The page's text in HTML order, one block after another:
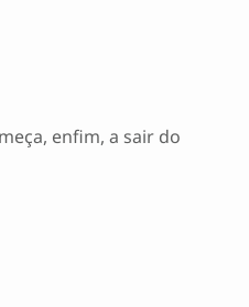
enfim, a sair do